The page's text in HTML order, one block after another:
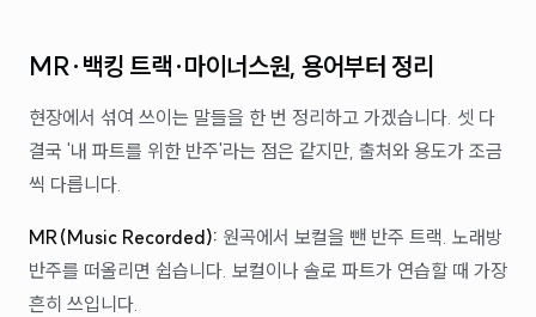
MR·백킹 트랙·마이너스원, 용어부터 정리
현장에서 섞여 쓰이는 말들을 한 번 정리하고 가겠습니다. 셋 다
결국 '내 파트를 위한 반주'라는 점은 같지만, 출처와 용도가 조금
씩 다릅니다.
MR(Music Recorded): 원곡에서 보컬을 뺀 반주 트랙. 노래방
반주를 떠올리면 쉽습니다. 보컬이나 솔로 파트가 연습할 때 가장
흔히 쓰입니다.